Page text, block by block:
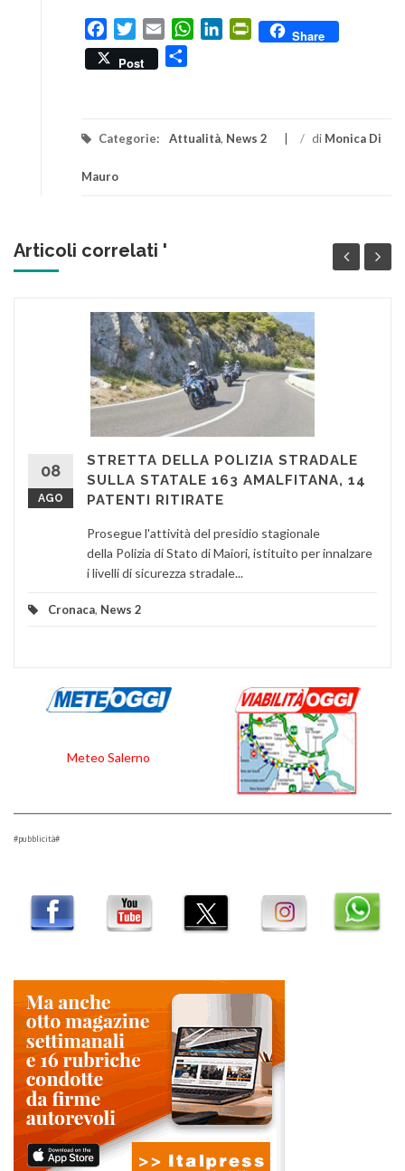
FacebookTwitterEmail WhatsApp
LinkedInPrintFriendly
Share
Post
Categorie: Attualità, News 2 / di Monica Di
Mauro
Articoli correlati '
08
AGO
STRETTA DELLA POLIZIA STRADALE
SULLA STATALE 163 AMALFITANA, 14
PATENTI RITIRATE
Prosegue l'attività del presidio stagionale
della Polizia di Stato di Maiori, istituito per innalzare
i livelli di sicurezza stradale...
Cronaca, News 2
Meteo Salerno
#pubblicità#